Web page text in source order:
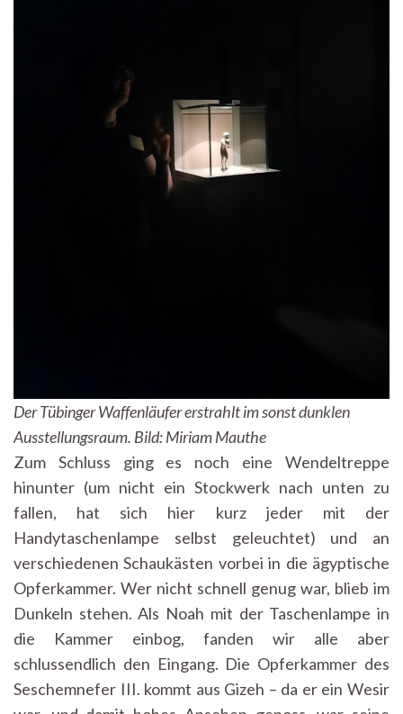
Der Tübinger Waffenläufer erstrahlt im sonst dunklen
Ausstellungsraum. Bild: Miriam Mauthe
Zum Schluss ging es noch eine Wendeltreppe
hinunter (um nicht ein Stockwerk nach unten zu
fallen, hat sich hier kurz jeder mit der
Handytaschenlampe selbst geleuchtet) und an
verschiedenen Schaukästen vorbei in die ägyptische
Opferkammer. Wer nicht schnell genug war, blieb im
Dunkeln stehen. Als Noah mit der Taschenlampe in
die Kammer einbog, fanden wir alle aber
schlussendlich den Eingang. Die Opferkammer des
Seschemnefer III. kommt aus Gizeh – da er ein Wesir